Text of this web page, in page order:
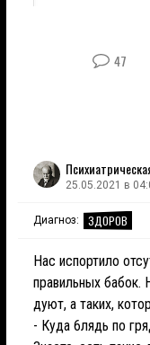
47
25.05.2021 в
Диагноз: ЗДОРОВ
Нас испортило
правильных бабок.
дуют, а таких,
- Куда 6лядь по